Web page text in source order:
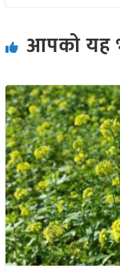
आपको यह